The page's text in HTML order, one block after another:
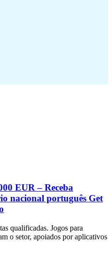
EUR – Receba
nacional português Get
qualificadas. Jogos para
o setor, apoiados por aplicativos